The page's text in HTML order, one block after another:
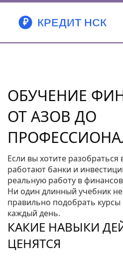
ОБУЧЕНИЕ
ОТ АЗОВ ДО
Если вы хотите разобраться
работают банки и
реальную работу в
Ни один длинный учебник
правильно подобрать курсы
каждый день.
КАКИЕ НАВЫКИ
ЦЕНЯТСЯ